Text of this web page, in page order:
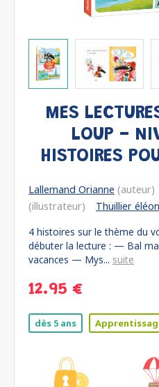
MES
LOUP -
HISTOIRES
Lallemand Orianne (auteur)
(illustrateur)
Thuillier
4 histoires sur le thème du
débuter la lecture : — Bal
vacances — Mys... suite
12.95 €
dès 5 ans